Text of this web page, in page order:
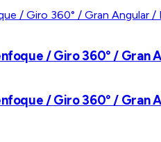
/ Giro 360° /
/ Giro 360° /